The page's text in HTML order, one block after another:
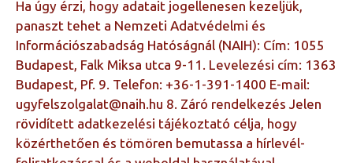
Ha úgy érzi, hogy adatait jogellenesen kezeljük,
panaszt tehet a Nemzeti Adatvédelmi és
Információszabadság Hatóságnál (NAIH): Cím: 1055
Budapest, Falk Miksa utca 9-11. Levelezési cím: 1363
Budapest, Pf. 9. Telefon: +36-1-391-1400 E-mail:
ugyfelszolgalat@naih.hu 8. Záró rendelkezés Jelen
rövidített adatkezelési tájékoztató célja, hogy
közérthetően és tömören bemutassa a hírlevél-